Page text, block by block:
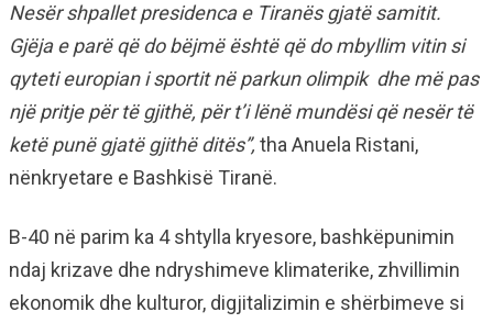
Nesër shpallet presidenca e Tiranës gjatë samitit.
Gjëja e parë që do bëjmë është që do mbyllim vitin si
qyteti europian i sportit në parkun olimpik dhe më pas
një pritje për të gjithë, për t’i lënë mundësi që nesër të
ketë punë gjatë gjithë ditës”, tha Anuela Ristani,
nënkryetare e Bashkisë Tiranë.
B-40 në parim ka 4 shtylla kryesore, bashkëpunimin
ndaj krizave dhe ndryshimeve klimaterike, zhvillimin
ekonomik dhe kulturor, digjitalizimin e shërbimeve si